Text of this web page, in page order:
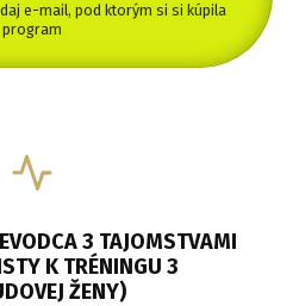
e-mail, pod ktorým si si kúpila
program
3 TAJOMSTVAMI
K TRÉNINGU 3
ŽENY)